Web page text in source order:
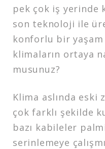
pek çok iş yerinde
son teknoloji ile
konforlu bir yaşam
klimaların ortaya
musunuz?
Klima aslında eski
çok farklı şekilde
bazı kabileler
serinlemeye